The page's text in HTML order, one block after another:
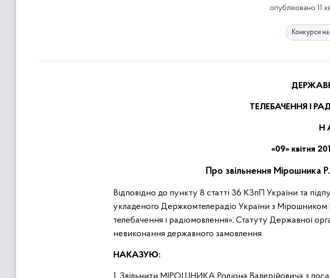
опубліковано 11
Конкурси на
ТЕЛЕБАЧЕННЯ І
Н
«09» квітня
Про звільнення Мірошника
Відповідно до пункту 8 статті 36 КЗпП України та
укладеного Держкомтелерадіо України з
телебачення і радіомовлення», Статуту Державної
невиконання державного замовлення
НАКАЗУЮ: